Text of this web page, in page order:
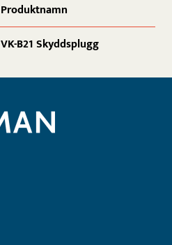
Produktnamn
VK-B21 Skyddsplugg